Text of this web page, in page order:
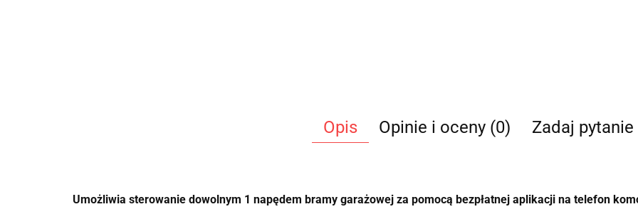
Opis Opinie i oceny (0) Zadaj pytanie
Umożliwia sterowanie dowolnym 1 napędem bramy garażowej za pomocą bezpłatnej aplikacji na telefon